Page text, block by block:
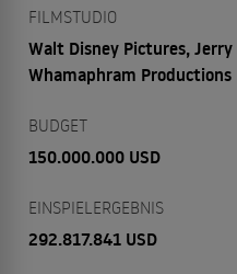
FILMSTUDIO
Walt Disney Pictures,
Whamaphram Productions
BUDGET
150.000.000 USD
EINSPIELERGEBNIS
292.817.841 USD